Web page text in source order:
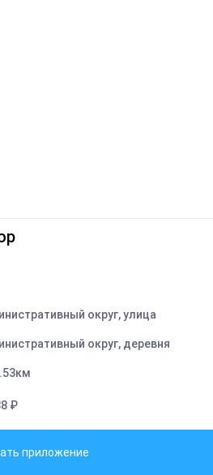
округ, улица
округ, деревня
км
₽
приложение